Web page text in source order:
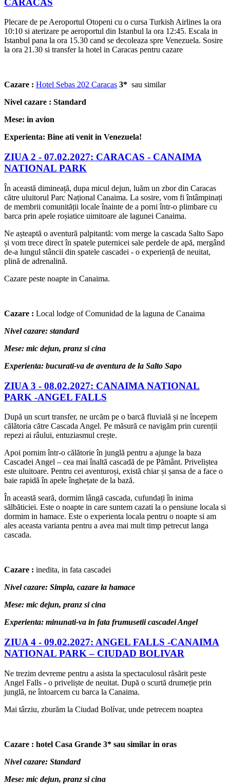
Plecare de pe Aeroportul Otopeni cu o cursa Turkish Airlines la ora
10:10 si aterizare pe aeroportul din Istanbul la ora 12:45. Escala in
Istanbul pana la ora 15.30 cand se decoleaza spre Venezuela. Sosire
la ora 21.30 si transfer la hotel in Caracas pentru cazare
Cazare : Hotel Sebas 202 Caracas 3* sau similar
Nivel cazare : Standard
Mese: in avion
Experienta: Bine ati venit in Venezuela!
ZIUA 2 - 07.02.2027: CARACAS - CANAIMA
NATIONAL PARK
În această dimineață, dupa micul dejun, luăm un zbor din Caracas
către uluitorul Parc Național Canaima. La sosire, vom fi întâmpinați
de membrii comunității locale înainte de a porni într-o plimbare cu
barca prin apele roșiatice uimitoare ale lagunei Canaima.
Ne așteaptă o aventură palpitantă: vom merge la cascada Salto Sapo
și vom trece direct în spatele puternicei sale perdele de apă, mergând
de-a lungul stâncii din spatele cascadei - o experiență de neuitat,
plină de adrenalină.
Cazare peste noapte in Canaima.
Cazare : Local lodge of Comunidad de la laguna de Canaima
Nivel cazare: standard
Mese: mic dejun, pranz si cina
Experienta: bucurati-va de aventura de la Salto Sapo
ZIUA 3 - 08.02.2027: CANAIMA NATIONAL
PARK -ANGEL FALLS
După un scurt transfer, ne urcăm pe o barcă fluvială și ne începem
călătoria către Cascada Angel. Pe măsură ce navigăm prin curenții
repezi ai râului, entuziasmul crește.
Apoi pornim într-o călătorie în junglă pentru a ajunge la baza
Cascadei Angel – cea mai înaltă cascadă de pe Pământ. Priveliștea
este uluitoare. Pentru cei aventuroși, există chiar și șansa de a face o
baie rapidă în apele înghețate de la bază.
În această seară, dormim lângă cascada, cufundați în inima
sălbăticiei. Este o noapte in care suntem cazati la o pensiune locala si
dormim in hamace. Este o experienta locala pentru o noapte si am
ales aceasta varianta pentru a avea mai mult timp petrecut langa
cascada.
Cazare : inedita, in fata cascadei
Nivel cazare: Simpla, cazare la hamace
Mese: mic dejun, pranz si cina
Experienta: minunati-va in fata frumusetii cascadei Angel
ZIUA 4 - 09.02.2027: ANGEL FALLS -CANAIMA
NATIONAL PARK – CIUDAD BOLIVAR
Ne trezim devreme pentru a asista la spectaculosul răsărit peste
Angel Falls - o priveliște de neuitat. După o scurtă drumeție prin
junglă, ne întoarcem cu barca la Canaima.
Mai târziu, zburăm la Ciudad Bolívar, unde petrecem noaptea
Cazare : hotel Casa Grande 3* sau similar in oras
Nivel cazare: Standard
Mese: mic dejun, pranz si cina